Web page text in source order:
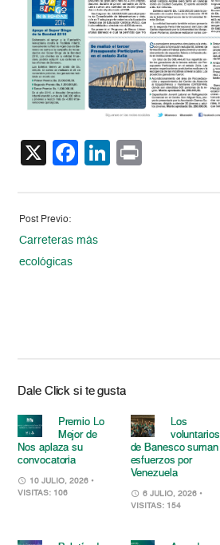
X Facebook
LinkedIn
Post Previo:
Carreteras más
ecológicas
Dale Click si te gusta
Premio Lo
Mejor de
Nos aplaza su
convocatoria
10 JULIO, 2026 •
VISITAS: 106
Los
voluntarios
de Banesco suman
esfuerzos por
Venezuela
6 JULIO, 2026 •
VISITAS: 154